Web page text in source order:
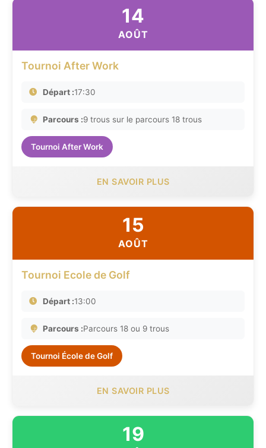
14
AOÛT
Tournoi After Work
Départ :17:30
Parcours :9 trous sur le parcours 18 trous
Tournoi After Work
EN SAVOIR PLUS
15
AOÛT
Tournoi Ecole de Golf
Départ :13:00
Parcours :Parcours 18 ou 9 trous
Tournoi École de Golf
EN SAVOIR PLUS
19